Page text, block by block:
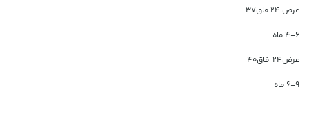
عرض ۲۴ فاق۳۷
۴-۶ ماه
عرض۲۴
فاق۴۰
۶-۹ ماه